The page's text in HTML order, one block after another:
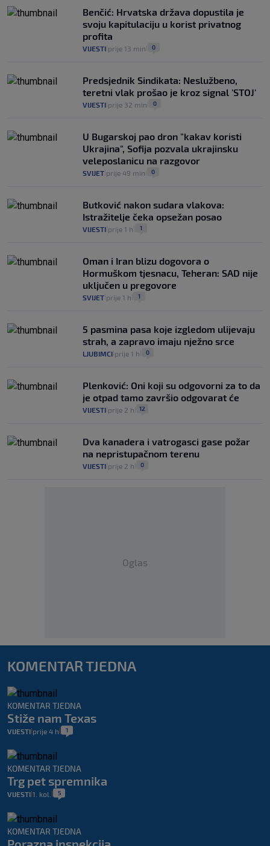
automobilom na Hvar iz Zagreba, a
koliko iz Osijeka
VIJESTI 2. kol. 14
Benčić: Hrvatska država dopustila je
svoju kapitulaciju u korist privatnog
profita
VIJESTI prije 13 min 0
Predsjednik Sindikata: Neslužbeno,
teretni vlak prošao je kroz signal 'STOJ'
VIJESTI prije 32 min 0
U Bugarskoj pao dron "kakav koristi
Ukrajina", Sofija pozvala ukrajinsku
veleposlanicu na razgovor
SVIJET prije 49 min 0
Butković nakon sudara vlakova:
Istražitelje čeka opsežan posao
VIJESTI prije 1 h 1
Oman i Iran blizu dogovora o
Hormuškom tjesnacu, Teheran: SAD nije
uključen u pregovore
SVIJET prije 1 h 1
5 pasmina pasa koje izgledom ulijevaju
strah, a zapravo imaju nježno srce
LJUBIMCI prije 1 h 0
Plenković: Oni koji su odgovorni za to da
je otpad tamo završio odgovarat će
VIJESTI prije 2 h 12
Dva kanadera i vatrogasci gase požar
na nepristupačnom terenu
VIJESTI prije 2 h 0
Oglas
KOMENTAR TJEDNA
KOMENTAR TJEDNA
Stiže nam Texas
VIJESTI prije 4 h 1
KOMENTAR TJEDNA
Trg pet spremnika
VIJESTI 1. kol. 5
KOMENTAR TJEDNA